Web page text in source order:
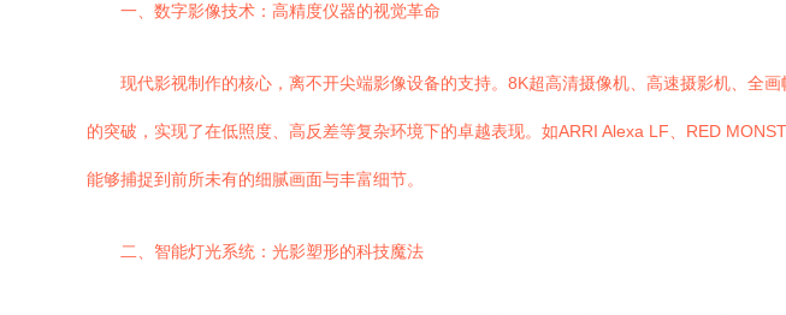
一、数字影像技术：高精度仪器的视觉革命
现代影视制作的核心，离不开尖端影像设备的支持。8K超高清摄像机、高速摄影机、全
的突破，实现了在低照度、高反差等复杂环境下的卓越表现。如ARRI Alexa LF、RED
能够捕捉到前所未有的细腻画面与丰富细节。
二、智能灯光系统：光影塑形的科技魔法